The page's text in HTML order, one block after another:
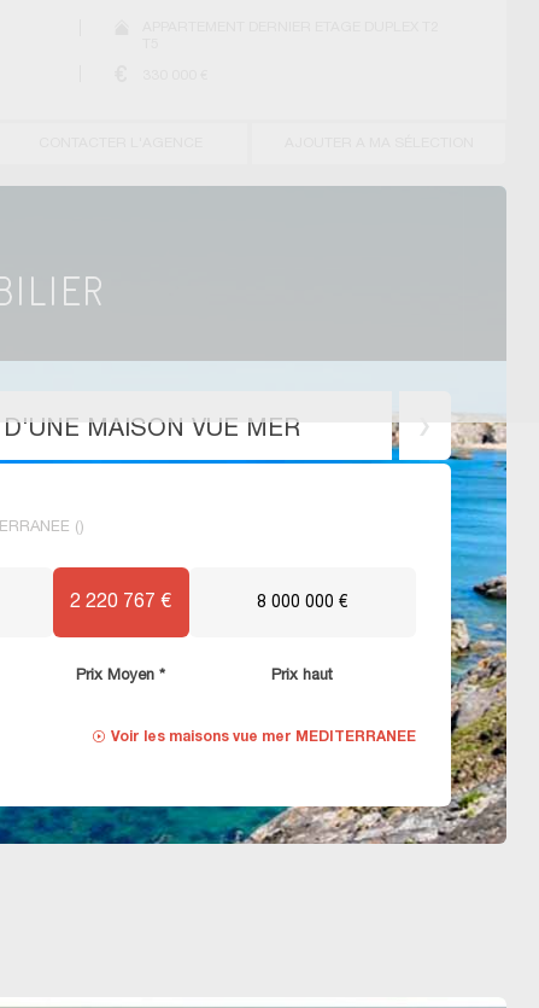
D'UNE MAISON VUE MER
()
2 220 767 € 8 000 000 €
Prix Moyen * Prix haut
Voir les maisons vue mer MEDITERRANEE